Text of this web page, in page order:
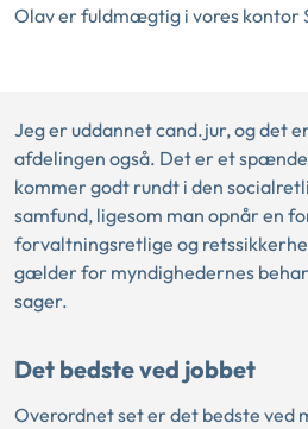
Olav er fuldmægtig i vores kontor
Jeg er uddannet cand.jur, og det
afdelingen også. Det er et
kommer godt rundt i den
samfund, ligesom man opnår en
forvaltningsretlige og
gælder for myndighedernes
sager.
Det bedste ved jobbet
Overordnet set er det bedste ved